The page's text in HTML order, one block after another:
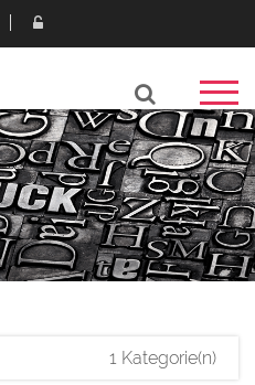
1 Kategorie(n)